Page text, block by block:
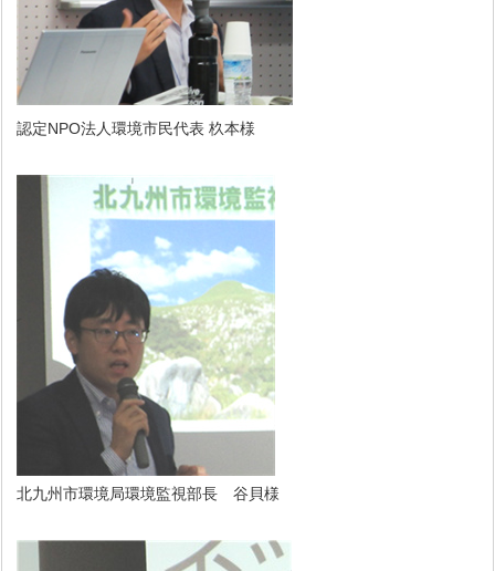
認定NPO法人環境市民代表 杦本様
北九州市環境局環境監視部長 谷貝様